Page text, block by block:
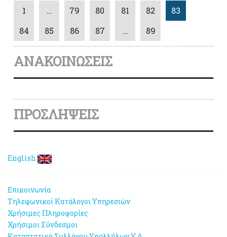
1 … 79 80 81 82
83
84
85 86 87 … 89
ΑΝΑΚΟΙΝΩΣΕΙΣ
ΠΡΟΣΛΗΨΕΙΣ
English
Επικοινωνία
Τηλεφωνικοί Κατάλογοι Υπηρεσιών
Χρήσιμες Πληροφορίες
Χρήσιμοι Σύνδεσμοι